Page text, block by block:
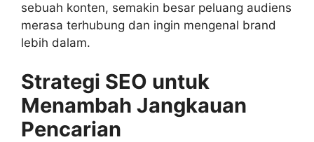
sebuah konten, semakin besar peluang audiens
merasa terhubung dan ingin mengenal brand
lebih dalam.
Strategi SEO untuk
Menambah Jangkauan
Pencarian